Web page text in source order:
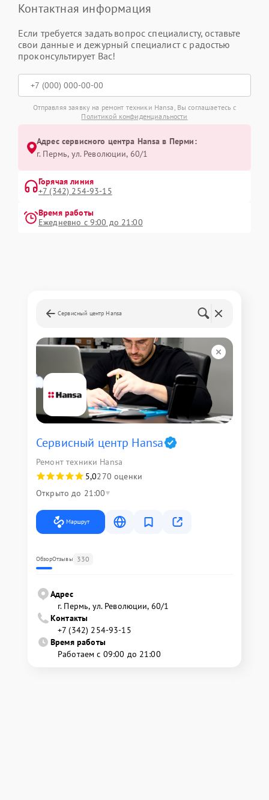
Контактная информация
Если требуется задать вопрос специалисту, оставьте
свои данные и дежурный специалист с радостью
проконсультирует Вас!
Отправляя заявку на ремонт техники Hansa, Вы соглашаетесь с
Политикой конфиденциальности
Адрес сервисного центра Hansa в Перми:
г. Пермь, ул. ​Революции, 60/1
Горячая линия
+7 (342) 254-93-15
Время работы
Ежедневно с 9:00 до 21:00
Сервисный центр Hansa
Сервисный центр Hansa
Ремонт техники Hansa
5,0270 оценки
Открыто до 21:00
Маршрут
ОбзорОтзывы 330
Адрес
г. Пермь, ул. ​Революции, 60/1
Контакты
+7 (342) 254-93-15
Время работы
Работаем с 09:00 до 21:00